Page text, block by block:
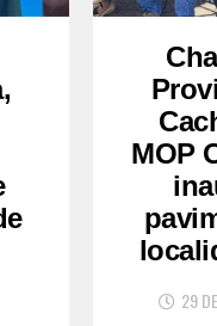
MOP
29